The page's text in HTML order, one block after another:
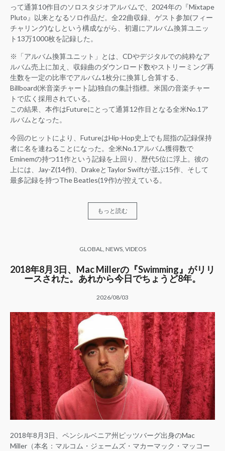
って通算10作目のソロスタジオアルバムで、2024年の『Mixtape
Pluto』以来となるソロ作品だ。全22曲収録、ゲスト参加(フィー
チャリング)なしという構成ながら、初週にアルバム換算ユニッ
ト13万1000枚を記録した。
※「アルバム換算ユニット」とは、CDやデジタルでの純粋なア
ルバム売上に加え、収録曲のダウンロード数やストリーミング再
生数を一定の比率でアルバム1枚分に換算し合算する、
Billboard(米音楽チャート誌)独自の集計指標。米国の音楽チャー
トで広く採用されている。
この結果、本作はFutureにとって通算12作目となる全米No.1ア
ルバムとなった。
今回のヒットにより、FutureはHip-Hop史上でも屈指の記録保持
者に名を連ねることになった。全米No.1アルバム獲得数で
Eminemの持つ11作という記録を上回り、歴代5位に浮上。彼の
上には、Jay-Z(14作)、DrakeとTaylor Swiftが並ぶ15作、そして
最多記録を持つThe Beatles(19作)が控えている。
もっと読む
GLOBAL, NEWS, VIDEOS
2018年8月3日、Mac Millerの『Swimming』がリリ
ースされた。あれから今日でちょうど8年。
2026/08/03
2018年8月3日、ペンシルベニア州ピッツバーグ出身のMac
Miller（本名：マルコム・ジェームズ・マカーマック・マッコー